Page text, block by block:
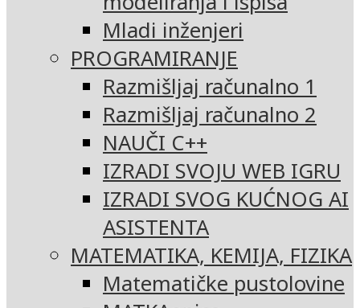
Mladi inženjeri
PROGRAMIRANJE
Razmišljaj računalno 1
Razmišljaj računalno 2
NAUČI C++
IZRADI SVOJU WEB IGRU
IZRADI SVOG KUĆNOG AI
ASISTENTA
MATEMATIKA, KEMIJA, FIZIKA
Matematičke pustolovine